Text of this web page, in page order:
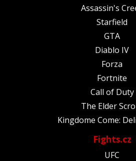
Assassin's
Starfield
GTA
Diablo IV
Forza
Fortnite
Call of Duty
The Elder
Kingdome Come:
Fights.cz
UFC